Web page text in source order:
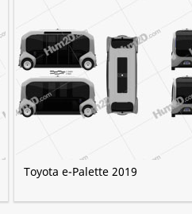
Toyota e-Palette 2019